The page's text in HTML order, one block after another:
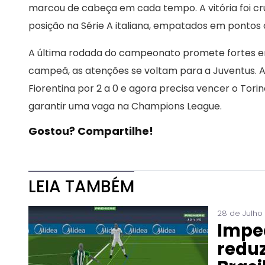
marcou de cabeça em cada tempo. A vitória foi
posição na Série A italiana, empatados em pontos
A última rodada do campeonato promete fortes
campeã, as atenções se voltam para a Juventus.
Fiorentina por 2 a 0 e agora precisa vencer o
garantir uma vaga na Champions League.
Gostou? Compartilhe!
LEIA TAMBÉM
28 de